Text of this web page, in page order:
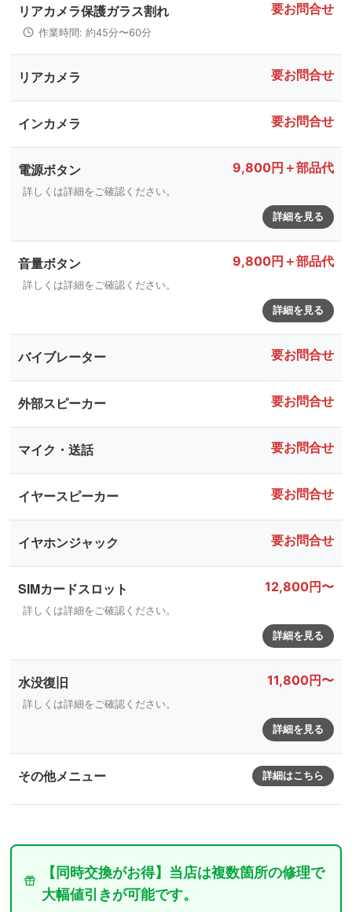
リアカメラ保護ガラス割れ 要お問合せ
作業時間: 約45分〜60分
リアカメラ 要お問合せ
インカメラ 要お問合せ
電源ボタン 9,800円＋部品代
詳しくは詳細をご確認ください。
詳細を見る
音量ボタン 9,800円＋部品代
詳しくは詳細をご確認ください。
詳細を見る
バイブレーター 要お問合せ
外部スピーカー 要お問合せ
マイク・送話 要お問合せ
イヤースピーカー 要お問合せ
イヤホンジャック 要お問合せ
SIMカードスロット 12,800円〜
詳しくは詳細をご確認ください。
詳細を見る
水没復旧 11,800円〜
詳しくは詳細をご確認ください。
詳細を見る
その他メニュー 詳細はこちら
【同時交換がお得】当店は複数箇所の修理で
大幅値引きが可能です。